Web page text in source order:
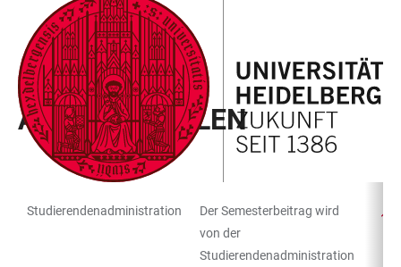
LINKS
ZUR
BARRIEREFREIHEIT
ZUM
HAUPTINHALT
HAUPTNAVIGATION
ÖFFNEN
WEBSEITENSUCHE
ÖFFNEN
CAMPUS KOMPASS
ANLAUFSTELLEN
TABELLENFILTER
Studierendenadministration
Der Semesterbeitrag wird
von der
Studierendenadministration